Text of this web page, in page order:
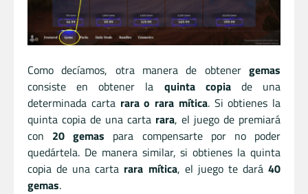
Como decíamos, otra manera de obtener gemas
consiste en obtener la quinta copiade una
determinada carta rara o rara mítica. Si obtienes la
quinta copia de una carta rara, el juego de premiará
con 20 gemas para compensarte por no poder
quedártela. De manera similar, si obtienes la quinta
copia de una carta rara mítica, el juego te dará40
gemas.